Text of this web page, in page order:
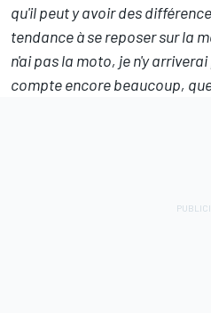
qu'il peut y avoir des
tendance à se reposer sur la
n'ai pas la moto, je n'y
compte encore beaucoup,